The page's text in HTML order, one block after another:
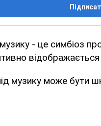
- це симбіоз
відображається
музику може бути